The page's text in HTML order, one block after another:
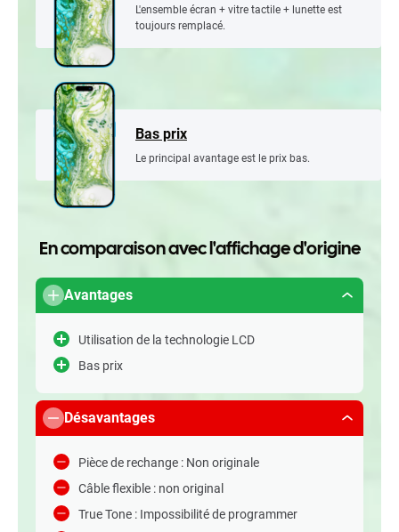
L'ensemble écran + vitre tactile + lunette est
toujours remplacé.
Bas prix
Le principal avantage est le prix bas.
En comparaison avec l'affichage d'origine
Avantages
Utilisation de la technologie LCD
Bas prix
Désavantages
Pièce de rechange : Non originale
Câble flexible : non original
True Tone : Impossibilité de programmer